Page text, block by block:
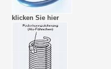
klicken Sie hier